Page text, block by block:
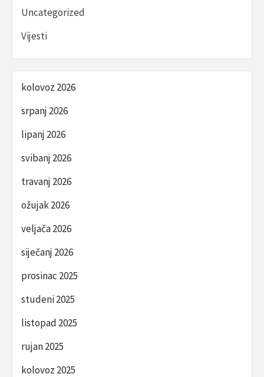
Uncategorized
Vijesti
kolovoz 2026
srpanj 2026
lipanj 2026
svibanj 2026
travanj 2026
ožujak 2026
veljača 2026
siječanj 2026
prosinac 2025
studeni 2025
listopad 2025
rujan 2025
kolovoz 2025